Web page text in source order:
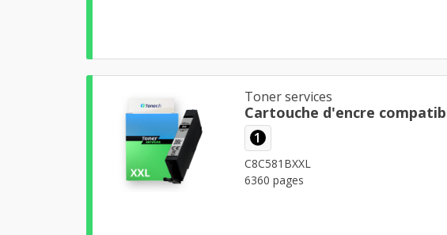
Toner services
Cartouche d'encre
1
C8C581BXXL
6360 pages